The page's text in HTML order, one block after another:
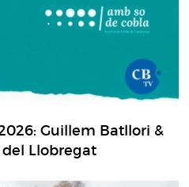
Guillem Batllori &
Llobregat